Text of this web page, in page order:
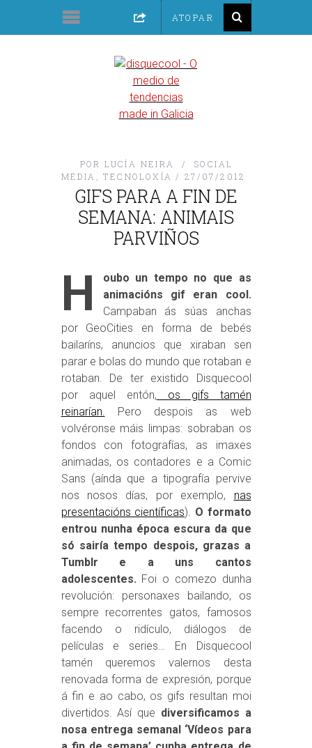
POR LUCÍA NEIRA
SOCIAL
MEDIA
,TECNOLOXÍA 27/07/2012
GIFS PARA A FIN DE
SEMANA: ANIMAIS
PARVIÑOS
H
oubo un tempo no que as
animacións gif eran cool.
Campaban ás súas anchas
por GeoCities en forma de bebés
bailaríns, anuncios que xiraban sen
parar e bolas do mundo que rotaban e
rotaban. De ter existido Disquecool
por aquel entón, os gifs tamén
reinarían. Pero despois as web
volvéronse máis limpas: sobraban os
fondos con fotografías, as imaxes
animadas, os contadores e a Comic
Sans (aínda que a tipografía pervive
nos nosos días, por exemplo, nas
presentacións científicas). O formato
entrou nunha época escura da que
só sairía tempo despois, grazas a
Tumblr e a uns cantos
adolescentes. Foi o comezo dunha
revolución: personaxes bailando, os
sempre recorrentes gatos, famosos
facendo o ridículo, diálogos de
películas e series… En Disquecool
tamén queremos valernos desta
renovada forma de expresión, porque
á fin e ao cabo, os gifs resultan moi
divertidos. Así que diversificamos a
nosa entrega semanal ‘Vídeos para